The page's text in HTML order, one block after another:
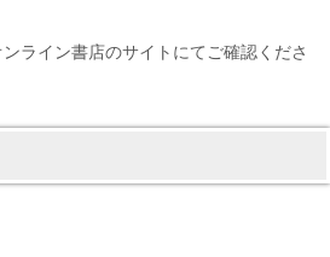
ライン書店のサイトにてご確認くださ